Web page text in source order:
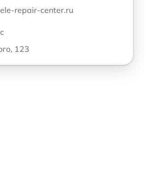
repair-center.ru
123